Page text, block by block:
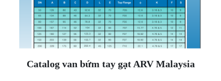
Catalog van bứm tay gạt ARV Malaysia